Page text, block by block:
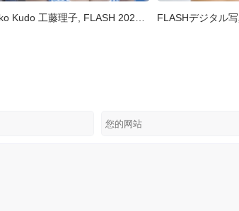
Riko Kudo 工藤理子, FLASH 2025.07.15 (フラッシュ 2025年7月15日号)